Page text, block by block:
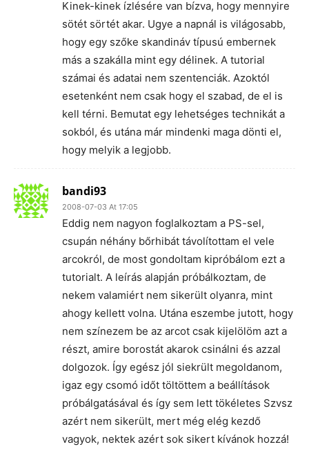
Kinek-kinek ízlésére van bízva, hogy mennyire
sötét sörtét akar. Ugye a napnál is világosabb,
hogy egy szőke skandináv típusú embernek
más a szakálla mint egy délinek. A tutorial
számai és adatai nem szentenciák. Azoktól
esetenként nem csak hogy el szabad, de el is
kell térni. Bemutat egy lehetséges technikát a
sokból, és utána már mindenki maga dönti el,
hogy melyik a legjobb.
bandi93
2008-07-03 At 17:05
Eddig nem nagyon foglalkoztam a PS-sel,
csupán néhány bőrhibát távolítottam el vele
arcokról, de most gondoltam kipróbálom ezt a
tutorialt. A leírás alapján próbálkoztam, de
nekem valamiért nem sikerült olyanra, mint
ahogy kellett volna. Utána eszembe jutott, hogy
nem színezem be az arcot csak kijelölöm azt a
részt, amire borostát akarok csinálni és azzal
dolgozok. Így egész jól siekrült megoldanom,
igaz egy csomó időt töltöttem a beállítások
próbálgatásával és így sem lett tökéletes Szvsz
azért nem sikerült, mert még elég kezdő
vagyok, nektek azért sok sikert kívánok hozzá!